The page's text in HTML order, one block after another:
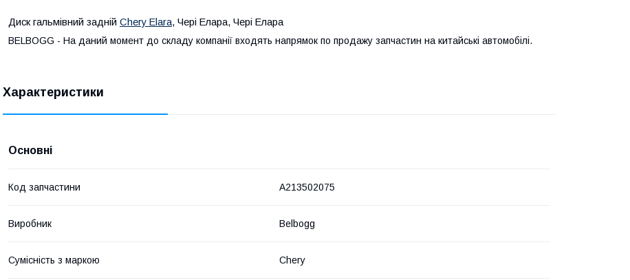
Диск гальмівний задній Chery Elara, Чері Елара, Чері Елара
BELBOGG - На даний момент до складу компанії входять напрямок по продажу запчастин на китайські автомобілі.
Характеристики
Основні
Код запчастини A213502075
Виробник Belbogg
Сумісність з маркою Chery